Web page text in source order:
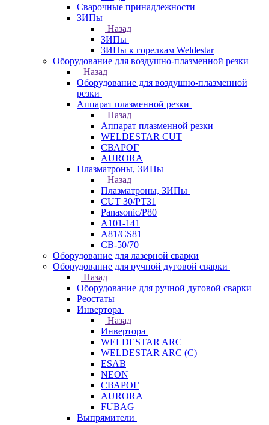
Сварочные принадлежности
ЗИПы
Назад
ЗИПы
ЗИПы к горелкам Weldestar
Оборудование для воздушно-плазменной резки
Назад
Оборудование для воздушно-плазменной
резки
Аппарат плазменной резки
Назад
Аппарат плазменной резки
WELDESTAR CUT
СВАРОГ
AURORA
Плазматроны, ЗИПы
Назад
Плазматроны, ЗИПы
CUT 30/PT31
Panasonic/P80
А101-141
А81/CS81
СВ-50/70
Оборудование для лазерной сварки
Оборудование для ручной дуговой сварки
Назад
Оборудование для ручной дуговой сварки
Реостаты
Инвертора
Назад
Инвертора
WELDESTAR ARC
WELDESTAR ARC (С)
ESAB
NEON
СВАРОГ
AURORA
FUBAG
Выпрямители